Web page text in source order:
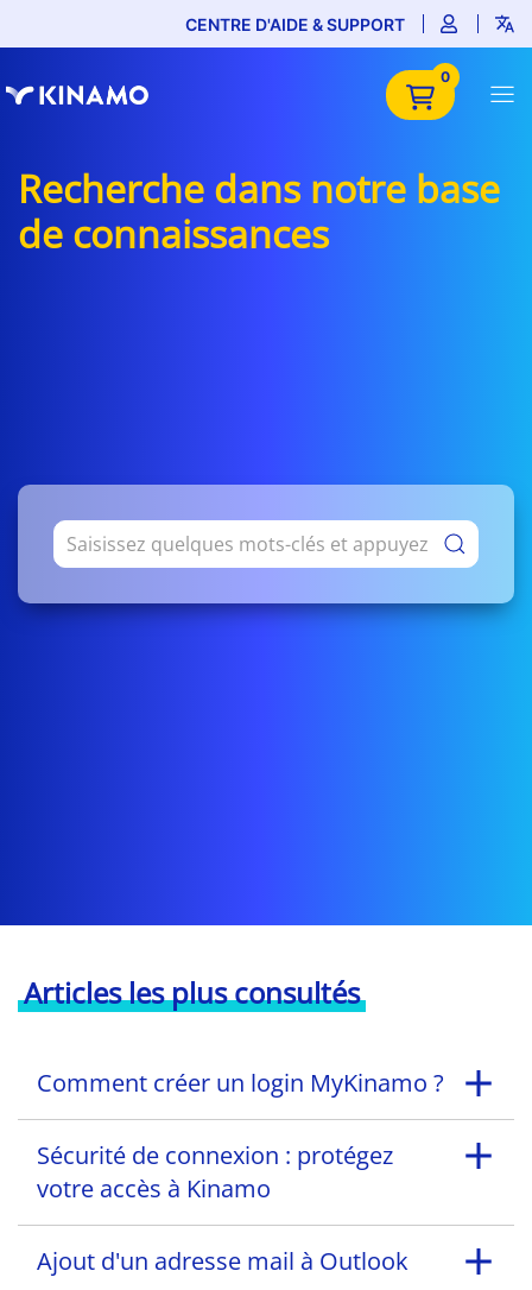
CENTRE D'AIDE & SUPPORT
0
Recherche dans notre base
de connaissances
Articles les plus consultés
Comment créer un login MyKinamo ?
Sécurité de connexion : protégez
votre accès à Kinamo
Ajout d'un adresse mail à Outlook